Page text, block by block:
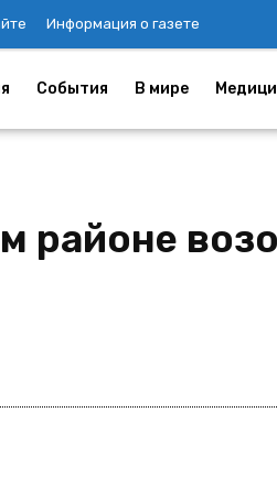
Информация о газете
События В мире
районе